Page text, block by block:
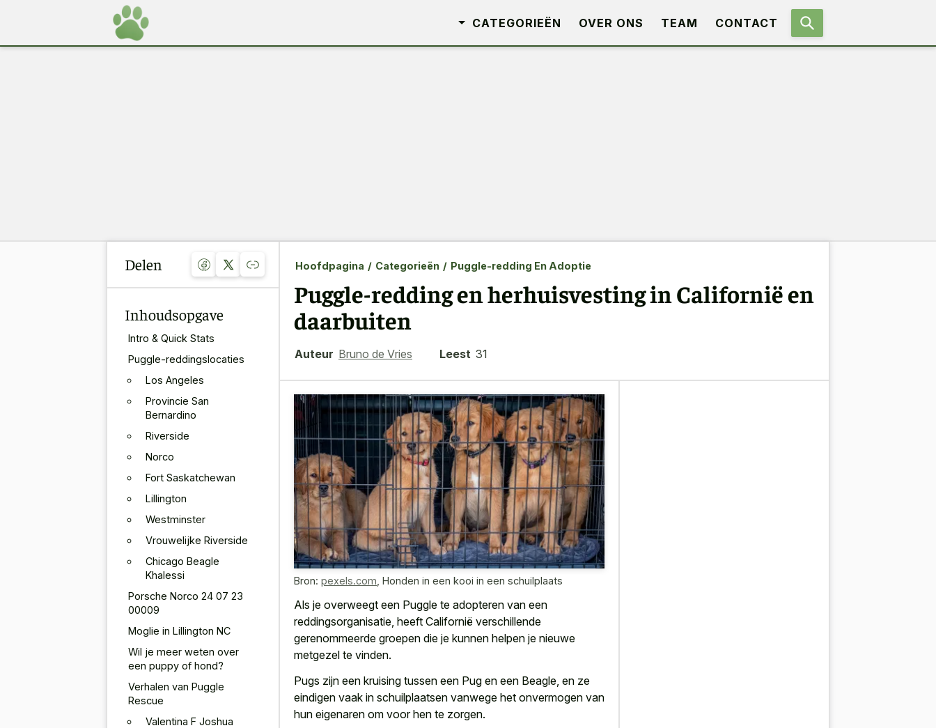
CATEGORIEËN OVER ONS TEAM CONTACT
Delen
Inhoudsopgave
Intro & Quick Stats
Puggle-reddingslocaties
Los Angeles
Provincie San
Bernardino
Riverside
Norco
Fort Saskatchewan
Lillington
Westminster
Vrouwelijke Riverside
Chicago Beagle
Khalessi
Porsche Norco 24 07 23
00009
Moglie in Lillington NC
Wil je meer weten over
een puppy of hond?
Verhalen van Puggle
Rescue
Valentina F Joshua
Hoofdpagina / Categorieën / Puggle-redding En Adoptie
Puggle-redding en herhuisvesting in Californië en
daarbuiten
Auteur Bruno de Vries Leest 31
Bron: pexels.com Honden in een kooi in een schuilplaats
Als je overweegt een Puggle te adopteren van een
reddingsorganisatie, heeft Californië verschillende
gerenommeerde groepen die je kunnen helpen je nieuwe
metgezel te vinden.
Pugs zijn een kruising tussen een Pug en een Beagle, en ze
eindigen vaak in schuilplaatsen vanwege het onvermogen van
hun eigenaren om voor hen te zorgen.